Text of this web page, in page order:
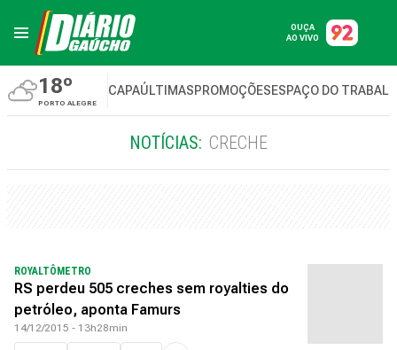
OUÇA
AO VIVO
18º
PORTO ALEGRE
CAPAÚLTIMASPROMOÇÕESESPAÇO DO
NOTÍCIAS: CRECHE
ROYALTÔMETRO
RS perdeu 505 creches sem royalties do
petróleo, aponta Famurs
14/12/2015 - 13h28min